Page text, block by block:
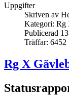
Uppgifter
Skriven av
Kategori: Rg
Publicerad
Träffar: 6452
Rg X